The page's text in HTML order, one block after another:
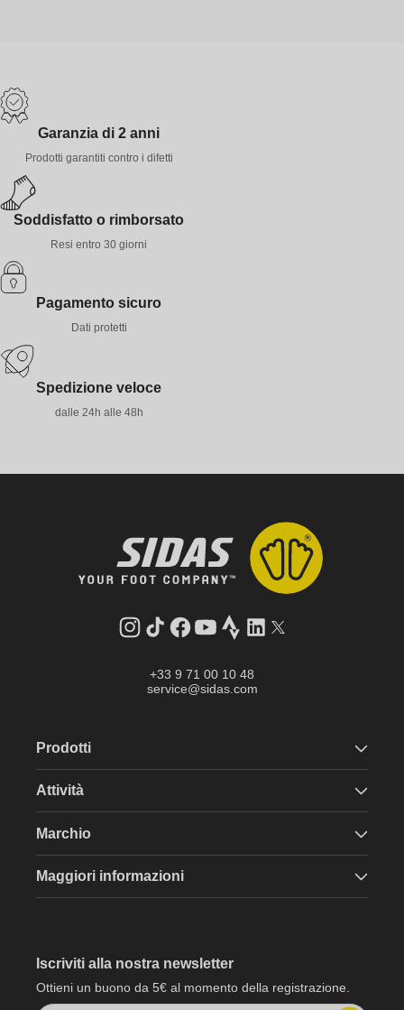
Garanzia di 2 anni
Prodotti garantiti contro i difetti
Soddisfatto o rimborsato
Resi entro 30 giorni
Pagamento sicuro
Dati protetti
Spedizione veloce
dalle 24h alle 48h
Instagram
TikTokFacebook
YouTube
StravaLinkedInTwitter
+33 9 71 00 10 48
service@sidas.com
Prodotti
Attività
Marchio
Maggiori informazioni
Iscriviti alla nostra newsletter
Ottieni un buono da 5€ al momento della registrazione.